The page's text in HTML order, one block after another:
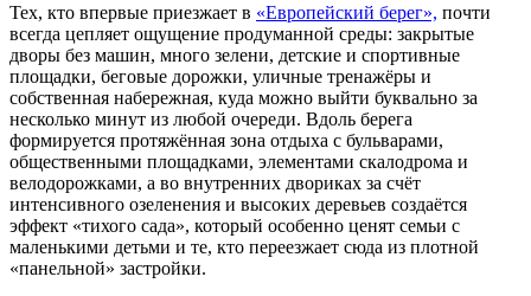
Тех, кто впервые приезжает в «Европейский берег», почти
всегда цепляет ощущение продуманной среды: закрытые
дворы без машин, много зелени, детские и спортивные
площадки, беговые дорожки, уличные тренажёры и
собственная набережная, куда можно выйти буквально за
несколько минут из любой очереди. Вдоль берега
формируется протяжённая зона отдыха с бульварами,
общественными площадками, элементами скалодрома и
велодорожками, а во внутренних двориках за счёт
интенсивного озеленения и высоких деревьев создаётся
эффект «тихого сада», который особенно ценят семьи с
маленькими детьми и те, кто переезжает сюда из плотной
«панельной» застройки.